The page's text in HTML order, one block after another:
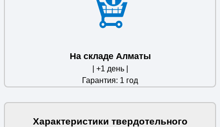
На складе Алматы
| +1 день |
Гарантия: 1 год
Характеристики твердотельного